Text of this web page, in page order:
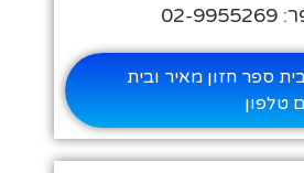
ספר חזון מאיר ובית
טלפון